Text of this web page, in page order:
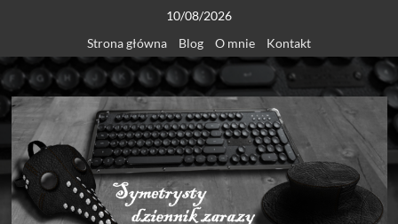
content
10/08/2026
Strona główna
Blog O mnie Kontakt